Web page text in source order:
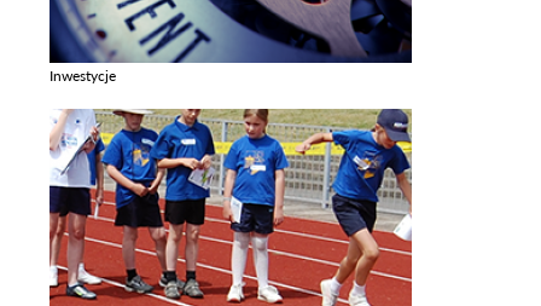
Inwestycje